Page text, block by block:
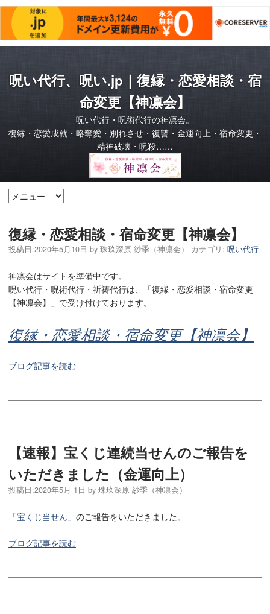
呪い代行、呪い.jp｜復縁・恋愛相談・宿
命変更【神凛会】
呪い代行・呪術代行の神凛会。
復縁・恋愛成就・略奪愛・別れさせ・復讐・金運向上・宿命変更・
精神破壊・呪殺……
復縁・恋愛相談・宿命変更【神凛会】
投稿日:2020年5月10日 by 珠玖深原 紗季（神凛会） カテゴリ: 呪い代行
神凛会はサイトを準備中です。
呪い代行・呪術代行・祈祷代行は、「復縁・恋愛相談・宿命変更
【神凛会】」で受け付けております。
復縁・恋愛相談・宿命変更【神凛会】
ブログ記事を読む
【速報】宝くじ連続当せんのご報告を
いただきました（金運向上）
投稿日:2020年5月 1日 by 珠玖深原 紗季（神凛会）
「宝くじ当せん」 のご報告をいただきました。
ブログ記事を読む